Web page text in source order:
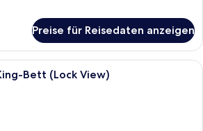
Preise für Reisedaten anzeigen
Drei Flaschen Apothéke White
Bett (Lock View)